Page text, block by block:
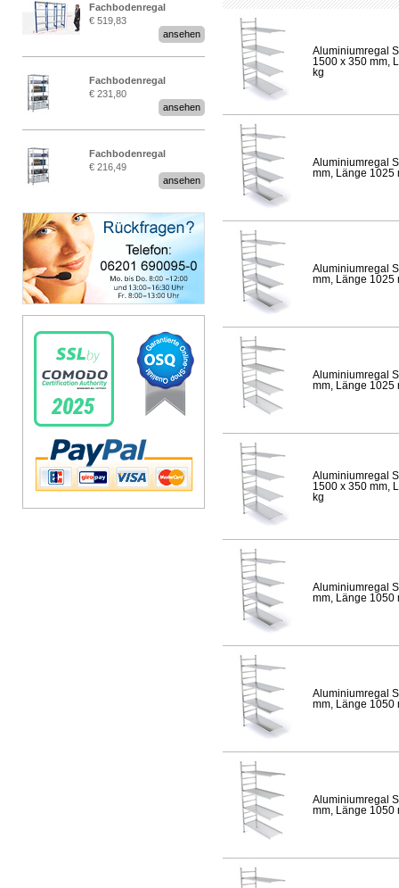
Fachbodenregal
Stecksystem MultiPlus
2,25 Meter breit
€ 519,83
ansehen
Fachbodenregal
Stecksystem MultiPlus
€ 231,80
ansehen
Fachbodenregal
Stecksystem MultiPlus
€ 216,49
ansehen
Aluminiumregal
1500 x 350 mm,
kg
Aluminiumregal
mm, Länge 1025
Aluminiumregal
mm, Länge 1025
Aluminiumregal
mm, Länge 1025
Aluminiumregal
1500 x 350 mm,
kg
Aluminiumregal
mm, Länge 1050
Aluminiumregal
mm, Länge 1050
Aluminiumregal
mm, Länge 1050